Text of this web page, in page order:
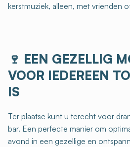
kerstmuziek, alleen, met vrienden
🍷 EEN GEZELLIG
VOOR IEDEREEN
IS
Ter plaatse kunt u terecht voor
bar. Een perfecte manier om
avond in een gezellige en